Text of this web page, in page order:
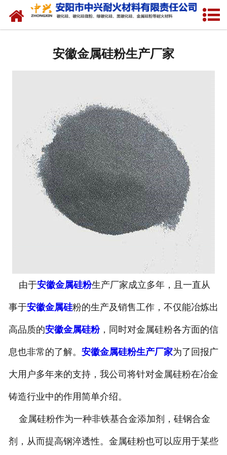
网站首页
安徽碳化硅微粉
安徽绿碳化硅
安徽黑碳化硅
安徽焦粉
安徽中兴耐火材料
安徽金属硅粉生产厂家
由于安徽金属硅粉生产厂家成立多年，且一直从
事于安徽金属硅粉的生产及销售工作，不仅能冶炼出
高品质的安徽金属硅粉，同时对金属硅粉各方面的信
息也非常的了解。 安徽金属硅粉生产厂家为了回报广
大用户多年来的支持，我公司将针对金属硅粉在冶金
铸造行业中的作用简单介绍。
金属硅粉作为一种非铁基合金添加剂，硅钢合金
剂，从而提高钢淬透性。金属硅粉也可以应用于某些